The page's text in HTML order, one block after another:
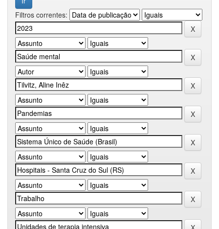
Filtros correntes: